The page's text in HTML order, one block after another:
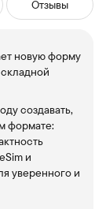
Отзывы
новую форму
создавать,
формате:
и
уверенного и